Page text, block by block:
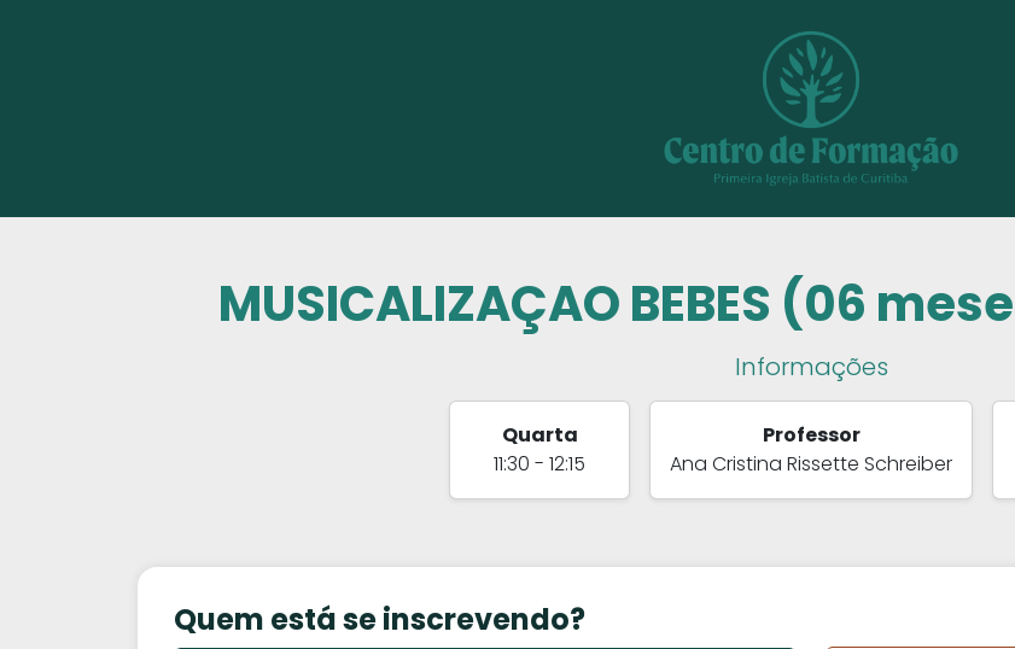
MUSICALIZAÇAO BEBES (06
Informações
Quarta
11:30 - 12:15
Professor
Ana Cristina Rissette Schreiber
Quem está se inscrevendo?